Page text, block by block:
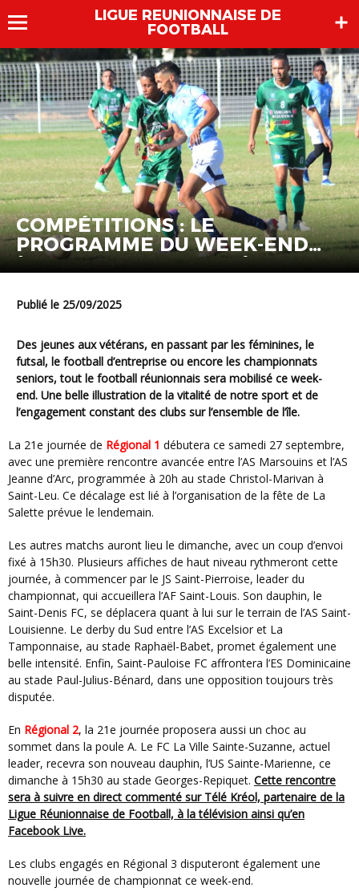
LIGUE REUNIONNAISE DE
FOOTBALL
COMPÉTITIONS : LE
PROGRAMME DU WEEK-END
(26 AU 28 SEPTEMBRE)
Publié le 25/09/2025
Des jeunes aux vétérans, en passant par les féminines, le
futsal, le football d’entreprise ou encore les championnats
seniors, tout le football réunionnais sera mobilisé ce week-
end. Une belle illustration de la vitalité de notre sport et de
l’engagement constant des clubs sur l’ensemble de l’île.
La 21e journée de Régional 1 débutera ce samedi 27 septembre,
avec une première rencontre avancée entre l’AS Marsouins et l’AS
Jeanne d’Arc, programmée à 20h au stade Christol-Marivan à
Saint-Leu. Ce décalage est lié à l’organisation de la fête de La
Salette prévue le lendemain.
Les autres matchs auront lieu le dimanche, avec un coup d’envoi
fixé à 15h30. Plusieurs affiches de haut niveau rythmeront cette
journée, à commencer par le JS Saint-Pierroise, leader du
championnat, qui accueillera l’AF Saint-Louis. Son dauphin, le
Saint-Denis FC, se déplacera quant à lui sur le terrain de l’AS Saint-
Louisienne. Le derby du Sud entre l’AS Excelsior et La
Tamponnaise, au stade Raphaël-Babet, promet également une
belle intensité. Enfin, Saint-Pauloise FC affrontera l’ES Dominicaine
au stade Paul-Julius-Bénard, dans une opposition toujours très
disputée.
En Régional 2, la 21e journée proposera aussi un choc au
sommet dans la poule A. Le FC La Ville Sainte-Suzanne, actuel
leader, recevra son nouveau dauphin, l’US Sainte-Marienne, ce
dimanche à 15h30 au stade Georges-Repiquet. Cette rencontre
sera à suivre en direct commenté sur Télé Kréol, partenaire de la
Ligue Réunionnaise de Football, à la télévision ainsi qu’en
Facebook Live.
Les clubs engagés en Régional 3 disputeront également une
nouvelle journée de championnat ce week-end.